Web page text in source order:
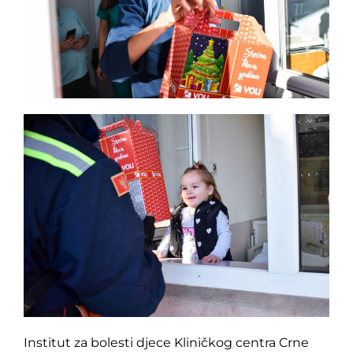
Pretraga
Institut za bolesti djece Kliničkog centra Crne